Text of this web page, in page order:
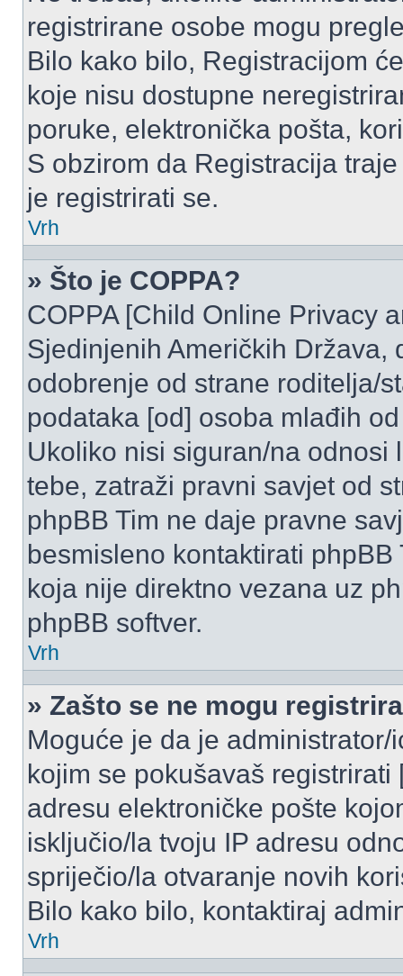
registrirane osobe mogu
Bilo kako bilo, Registracijom
koje nisu dostupne
poruke, elektronička pošta,
S obzirom da Registracija
je registrirati se.
Vrh
» Što je COPPA?
COPPA [Child Online Privacy
Sjedinjenih Američkih
odobrenje od strane roditelja/
podataka [od] osoba mlađih
Ukoliko nisi siguran/na odnosi
tebe, zatraži pravni savjet od
phpBB Tim ne daje pravne
besmisleno kontaktirati
koja nije direktno vezana uz
phpBB softver.
Vrh
» Zašto se ne mogu
Moguće je da je
kojim se pokušavaš
adresu elektroničke pošte
isključio/la tvoju IP adresu
spriječio/la otvaranje novih
Bilo kako bilo, kontaktiraj
Vrh